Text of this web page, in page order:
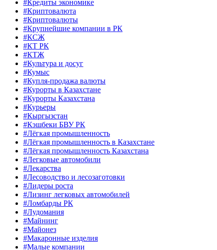
#Кредиты экономике
#Криптовалюта
#Криптовалюты
#Крупнейшие компании в РК
#КСЖ
#КТ РК
#КТЖ
#Культура и досуг
#Кумыс
#Купля-продажа валюты
#Курорты в Казахстане
#Курорты Казахстана
#Курьеры
#Кыргызстан
#Кэшбеки БВУ РК
#Лёгкая промышленность
#Лёгкая промышленность в Казахстане
#Лёгкая промышленность Казахстана
#Легковые автомобили
#Лекарства
#Лесоводство и лесозаготовки
#Лидеры роста
#Лизинг легковых автомобилей
#Ломбарды РК
#Лудомания
#Майнинг
#Майонез
#Макаронные изделия
#Малые компании